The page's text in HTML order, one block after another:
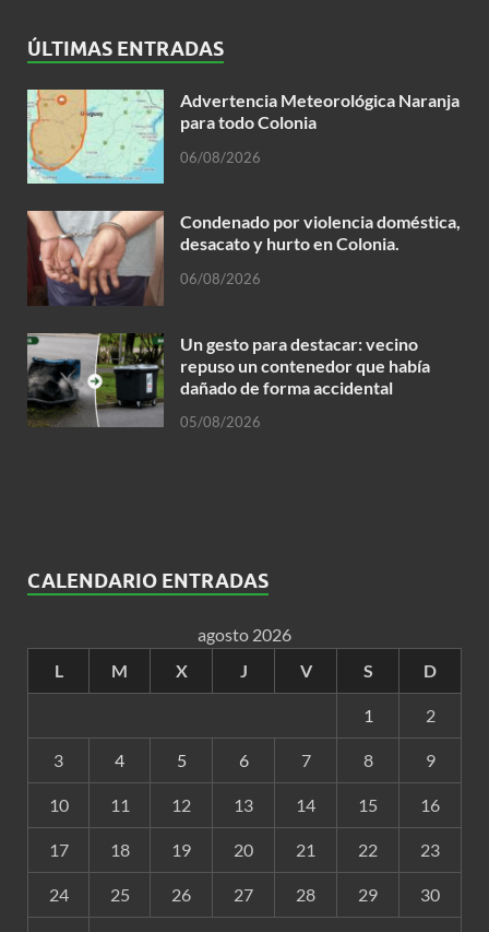
ÚLTIMAS ENTRADAS
Advertencia Meteorológica Naranja
para todo Colonia
06/08/2026
Condenado por violencia doméstica,
desacato y hurto en Colonia.
06/08/2026
Un gesto para destacar: vecino
repuso un contenedor que había
dañado de forma accidental
05/08/2026
CALENDARIO ENTRADAS
agosto 2026
L
M X J V S D
1 2
3 4 5 6 7 8 9
10 11 12 13 14 15 16
17 18 19 20 21 22 23
24 25 26 27 28 29 30